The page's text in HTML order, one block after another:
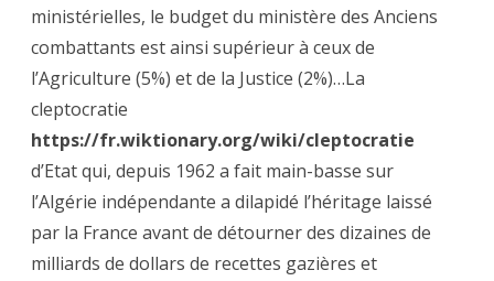
ministérielles, le budget du ministère des Anciens
combattants est ainsi supérieur à ceux de
l’Agriculture (5%) et de la Justice (2%)…La
cleptocratie
https://fr.wiktionary.org/wiki/cleptocratie
d’Etat qui, depuis 1962 a fait main-basse sur
l’Algérie indépendante a dilapidé l’héritage laissé
par la France avant de détourner des dizaines de
milliards de dollars de recettes gazières et